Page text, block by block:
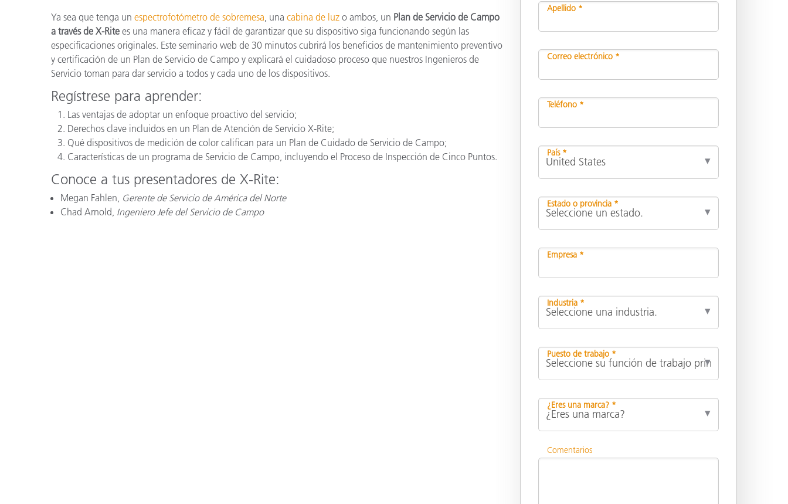
Papel
Materiales de Construcción
Bienes Duraderos
Ya sea que tenga un espectrofotómetro de sobremesa , una cabina de luz o ambos, un Plan de Servicio de Campo
a través de X-Rite es una manera eficaz y fácil de garantizar que su dispositivo siga funcionando según las
especificaciones originales. Este seminario web de 30 minutos cubrirá los beneficios de mantenimiento preventivo
y certificación de un Plan de Servicio de Campo y explicará el cuidadoso proceso que nuestros Ingenieros de
Servicio toman para dar servicio a todos y cada uno de los dispositivos.
Regístrese para aprender:
Las ventajas de adoptar un enfoque proactivo del servicio;
Derechos clave incluidos en un Plan de Atención de Servicio X-Rite;
Qué dispositivos de medición de color califican para un Plan de Cuidado de Servicio de Campo;
Características de un programa de Servicio de Campo, incluyendo el Proceso de Inspección de Cinco Puntos.
Conoce a tus presentadores de X-Rite:
Megan Fahlen, Gerente de Servicio de América del Norte
Chad Arnold, Ingeniero Jefe del Servicio de Campo
Apellido *
Correo electrónico *
Teléfono *
País *
Estado o provincia *
Empresa *
Industria *
Puesto de trabajo *
¿Eres una marca? *
Comentarios